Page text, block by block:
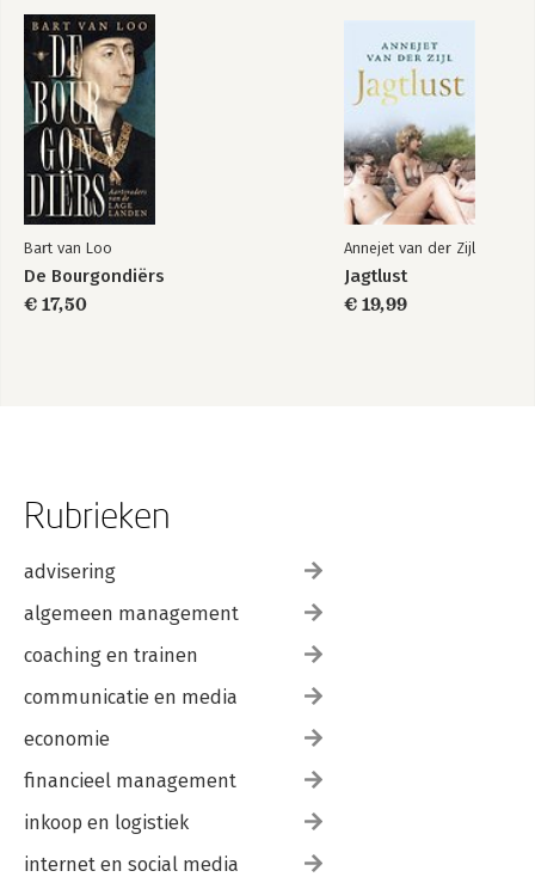
Bart van Loo
De Bourgondiërs
€ 17,50
Annejet van der Zijl
Jagtlust
€ 19,99
Rubrieken
advisering
algemeen management
coaching en trainen
communicatie en media
economie
financieel management
inkoop en logistiek
internet en social media